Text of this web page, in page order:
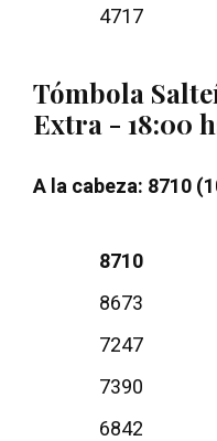
4717
Tómbola
Extra - 18:00
A la cabeza: 8710
8710
8673
7247
7390
6842